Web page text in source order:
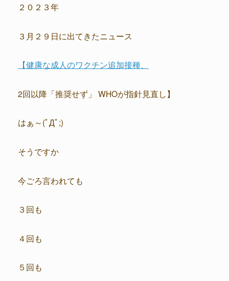
２０２３年
３月２９日に出てきたニュース
【健康な成人のワクチン追加接種、
2回以降「推奨せず」 WHOが指針見直し】
はぁ～(ﾟДﾟ;)
そうですか
今ごろ言われても
３回も
４回も
５回も